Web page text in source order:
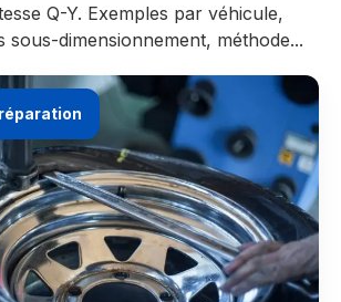
Q-Y. Exemples par véhicule,
sous-dimensionnement, méthode...